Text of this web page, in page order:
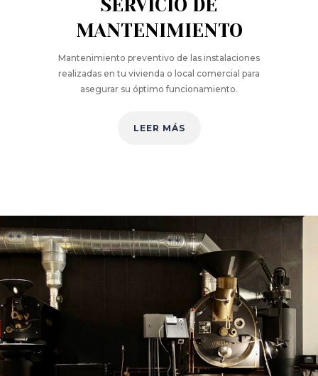
SERVICIO DE
MANTENIMIENTO
Mantenimiento preventivo de las instalaciones
realizadas en tu vivienda o local comercial para
asegurar su óptimo funcionamiento.
LEER MÁS